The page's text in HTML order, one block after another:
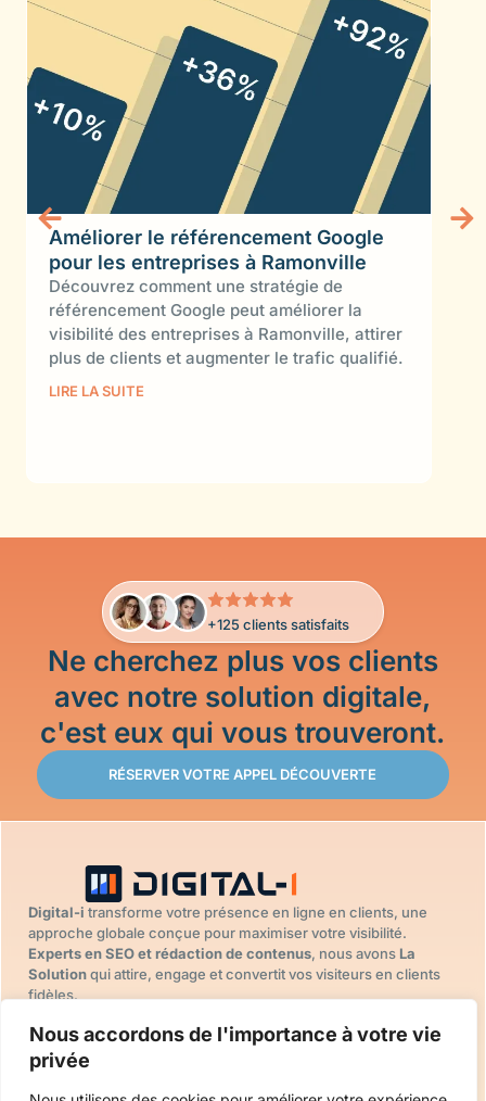
Nous accordons de l'importance à votre vie
privée
Améliorer le référencement Google
pour les entreprises à Ramonville
Découvrez comment une stratégie de
référencement Google peut améliorer la
visibilité des entreprises à Ramonville, attirer
plus de clients et augmenter le trafic qualifié.
LIRE LA SUITE
+125 clients satisfaits
Ne cherchez plus vos clients
avec notre solution digitale,
c'est eux qui vous trouveront.
RÉSERVER VOTRE APPEL DÉCOUVERTE
Digital-i transforme votre présence en ligne en clients, une
approche globale conçue pour maximiser votre visibilité.
Experts en SEO et rédaction de contenus, nous avons La
Solutionqui attire, engage et convertit vos visiteurs en clients
fidèles.
Accueil
Nos projets
FAQ
DIGITALE
LinkedIn